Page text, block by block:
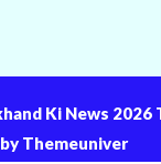
Ki News 2026
by Themeuniver